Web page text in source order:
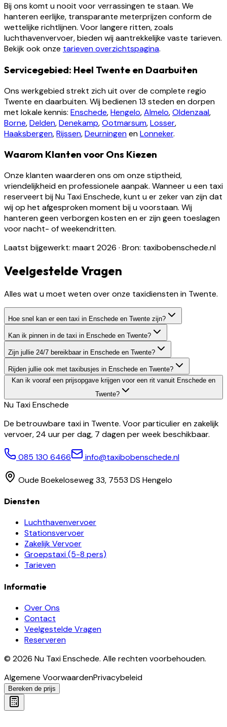
Bij ons komt u nooit voor verrassingen te staan. We
hanteren eerlijke, transparante meterprijzen conform de
wettelijke richtlijnen. Voor langere ritten, zoals
luchthavenvervoer, bieden wij aantrekkelijke vaste tarieven.
Bekijk ook onze tarieven overzichtspagina.
Servicegebied: Heel Twente en Daarbuiten
Ons werkgebied strekt zich uit over de complete regio
Twente en daarbuiten. Wij bedienen 13 steden en dorpen
met lokale kennis: Enschede,Hengelo,Almelo,Oldenzaal,
Borne,Delden,Denekamp,Ootmarsum,Losser,
Haaksbergen,Rijssen,DeurningenenLonneker.
Waarom Klanten voor Ons Kiezen
Onze klanten waarderen ons om onze stiptheid,
vriendelijkheid en professionele aanpak. Wanneer u een taxi
reserveert bij Nu Taxi Enschede, kunt u er zeker van zijn dat
wij op het afgesproken moment bij u voorstaan. Wij
hanteren geen verborgen kosten en er zijn geen toeslagen
voor nacht- of weekendritten.
Laatst bijgewerkt: maart 2026 · Bron: taxibobenschede.nl
Veelgestelde Vragen
Alles wat u moet weten over onze taxidiensten in Twente.
Hoe snel kan er een taxi in Enschede en Twente zijn?
Kan ik pinnen in de taxi in Enschede en Twente?
Zijn jullie 24/7 bereikbaar in Enschede en Twente?
Rijden jullie ook met taxibusjes in Enschede en Twente?
Kan ik vooraf een prijsopgave krijgen voor een rit vanuit Enschede en
Twente?
Nu TaxiEnschede
De betrouwbare taxi in Twente. Voor particulier en zakelijk
vervoer, 24 uur per dag, 7 dagen per week beschikbaar.
085 130 6466 info@taxibobenschede.nl
Oude Boekeloseweg 33, 7553 DS Hengelo
Diensten
Luchthavenvervoer
Stationsvervoer
Zakelijk Vervoer
Groepstaxi (5-8 pers)
Tarieven
Informatie
Over Ons
Contact
Veelgestelde Vragen
Reserveren
© 2026 Nu Taxi Enschede. Alle rechten voorbehouden.
Algemene VoorwaardenPrivacybeleid
Bereken de prijs